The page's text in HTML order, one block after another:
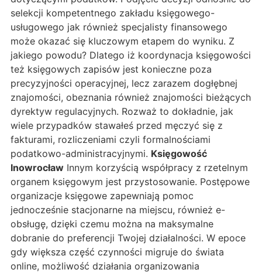
selekcji kompetentnego zakładu księgowego-
usługowego jak również specjalisty finansowego
może okazać się kluczowym etapem do wyniku. Z
jakiego powodu? Dlatego iż koordynacja księgowości
też księgowych zapisów jest konieczne poza
precyzyjności operacyjnej, lecz zarazem dogłębnej
znajomości, obeznania również znajomości bieżących
dyrektyw regulacyjnych. Rozważ to dokładnie, jak
wiele przypadków stawałeś przed męczyć się z
fakturami, rozliczeniami czyli formalnościami
podatkowo-administracyjnymi. Księgowość
Inowrocław Innym korzyścią współpracy z rzetelnym
organem księgowym jest przystosowanie. Postępowe
organizacje księgowe zapewniają pomoc
jednocześnie stacjonarne na miejscu, również e-
obsługę, dzięki czemu można na maksymalne
dobranie do preferencji Twojej działalności. W epoce
gdy większa część czynności migruje do świata
online, możliwość działania organizowania